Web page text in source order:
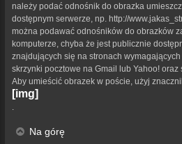
należy podać odnośnik do obrazka
dostępnym serwerze, np. http://
można podawać odnośników do obrazków
komputerze, chyba że jest publicznie
znajdujących się na stronach wymagających
skrzynki pocztowe na Gmail lub Yahoo! oraz
Aby umieścić obrazek w poście, użyj
[img]
Na górę